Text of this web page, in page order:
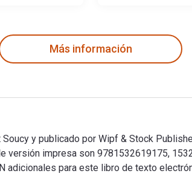
Más información
y publicado por Wipf & Stock
impresa son 9781532619175,
adicionales para este libro de texto